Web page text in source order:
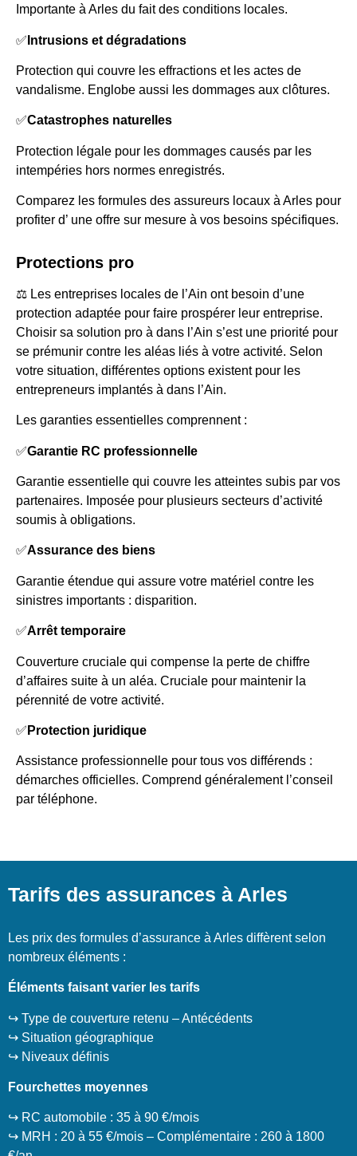
Importante à Arles du fait des conditions locales.
✅ Intrusions et dégradations
Protection qui couvre les effractions et les actes de
vandalisme. Englobe aussi les dommages aux clôtures.
✅Catastrophes naturelles
Protection légale pour les dommages causés par les
intempéries hors normes enregistrés.
Comparez les formules des assureurs locaux à Arles pour
profiter d’ une offre sur mesure à vos besoins spécifiques.
Protections pro
⚖️ Les entreprises locales de l’Ain ont besoin d’une
protection adaptée pour faire prospérer leur entreprise.
Choisir sa solution pro à dans l’Ain s’est une priorité pour
se prémunir contre les aléas liés à votre activité. Selon
votre situation, différentes options existent pour les
entrepreneurs implantés à dans l’Ain.
Les garanties essentielles comprennent :
✅Garantie RC professionnelle
Garantie essentielle qui couvre les atteintes subis par vos
partenaires. Imposée pour plusieurs secteurs d’activité
soumis à obligations.
✅Assurance des biens
Garantie étendue qui assure votre matériel contre les
sinistres importants : disparition.
✅Arrêt temporaire
Couverture cruciale qui compense la perte de chiffre
d’affaires suite à un aléa. Cruciale pour maintenir la
pérennité de votre activité.
✅ Protection juridique
Assistance professionnelle pour tous vos différends :
démarches officielles. Comprend généralement l’conseil
par téléphone.
Tarifs des assurances à Arles
Les prix des formules d’assurance à Arles diffèrent selon
nombreux éléments :
Éléments faisant varier les tarifs
↪️ Type de couverture retenu – Antécédents
↪️ Situation géographique
↪️ Niveaux définis
Fourchettes moyennes
↪️ RC automobile : 35 à 90 €/mois
↪️ MRH : 20 à 55 €/mois – Complémentaire : 260 à 1800